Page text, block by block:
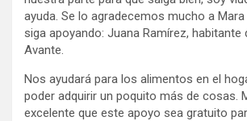
ayuda. Se lo agradecemos mucho a
siga apoyando: Juana Ramírez, habitante
Avante.
Nos ayudará para los alimentos en el
poder adquirir un poquito más de cosas.
excelente que este apoyo sea gratuito